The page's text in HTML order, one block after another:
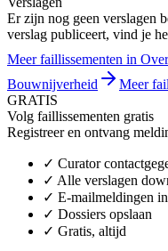
Er zijn nog geen verslagen
verslag publiceert, vind je
Meer faillissementen in
Bouwnijverheid
Meer
GRATIS
Volg faillissementen gratis
Registreer en ontvang
✓ Curator
✓ Alle verslagen
✓ E-mailmeldingen
✓ Dossiers opslaan
✓ Gratis, altijd